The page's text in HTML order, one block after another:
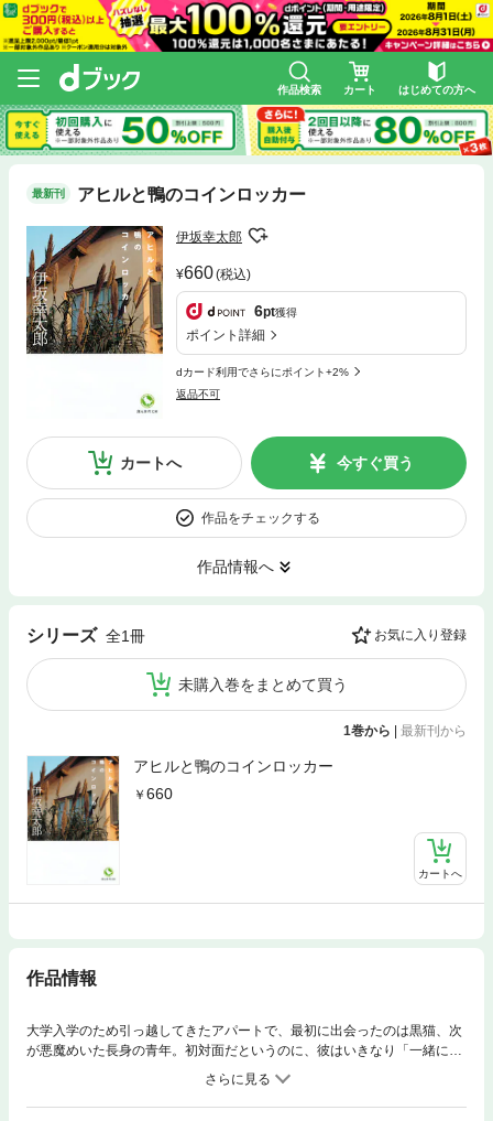
作品検索 カート はじめての方へ
最新刊 アヒルと鴨のコインロッカー
伊坂幸太郎
660(税込)
6pt獲得
ポイント詳細
dカード利用でさらにポイント+2%
返品不可
カートへ 今すぐ買う
作品をチェックする
作品情報へ
シリーズ 全1冊 お気に入り登録
未購入巻をまとめて買う
1巻から | 最新刊から
アヒルと鴨のコインロッカー
660
カートへ
作品情報
大学入学のため引っ越してきたアパートで、最初に出会ったのは黒猫、次
が悪魔めいた長身の青年。初対面だというのに、彼はいきなり「一緒に本
屋を襲わないか」と持ちかけてきた。標的は――たった一冊の広辞苑。僕
は訪問販売の口車に乗せられ、危うく数十万円の教材を買いそうになった
実績を持っているが、書店強盗は訪問販売とは訳が違う。しかし決行の